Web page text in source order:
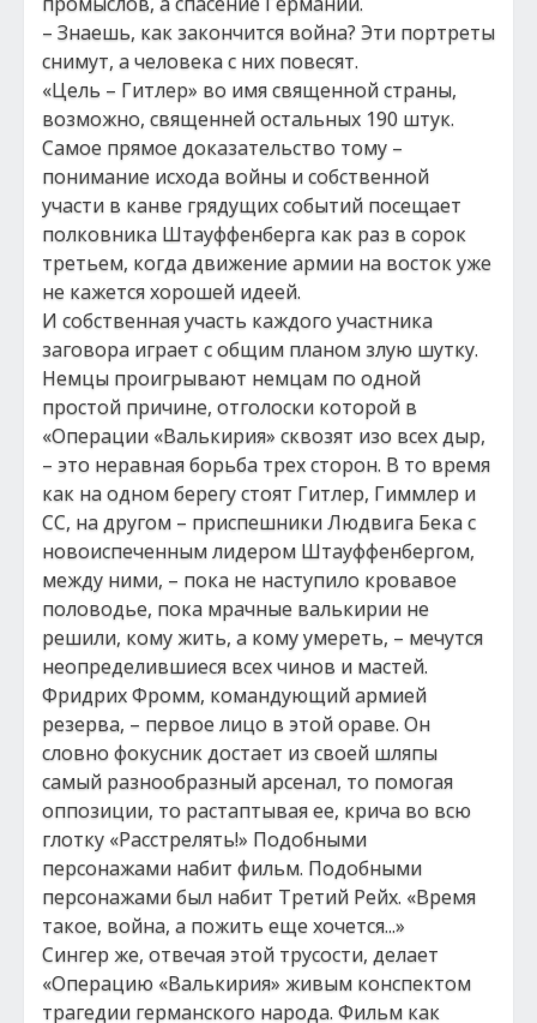
– Знаешь, как закончится война? Эти портреты
снимут, а человека с них повесят.
«Цель – Гитлер» во имя священной страны,
возможно, священней остальных 190 штук.
Самое прямое доказательство тому –
понимание исхода войны и собственной
участи в канве грядущих событий посещает
полковника Штауффенберга как раз в сорок
третьем, когда движение армии на восток уже
не кажется хорошей идеей.
И собственная участь каждого участника
заговора играет с общим планом злую шутку.
Немцы проигрывают немцам по одной
простой причине, отголоски которой в
«Операции «Валькирия» сквозят изо всех дыр,
– это неравная борьба трех сторон. В то время
как на одном берегу стоят Гитлер, Гиммлер и
СС, на другом – приспешники Людвига Бека с
новоиспеченным лидером Штауффенбергом,
между ними, – пока не наступило кровавое
половодье, пока мрачные валькирии не
решили, кому жить, а кому умереть, – мечутся
неопределившиеся всех чинов и мастей.
Фридрих Фромм, командующий армией
резерва, – первое лицо в этой ораве. Он
словно фокусник достает из своей шляпы
самый разнообразный арсенал, то помогая
оппозиции, то растаптывая ее, крича во всю
глотку «Расстрелять!» Подобными
персонажами набит фильм. Подобными
персонажами был набит Третий Рейх. «Время
такое, война, а пожить еще хочется...»
Сингер же, отвечая этой трусости, делает
«Операцию «Валькирия» живым конспектом
трагедии германского народа. Фильм как